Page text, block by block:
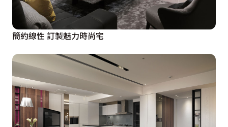
簡約線性 訂製魅力時尚宅